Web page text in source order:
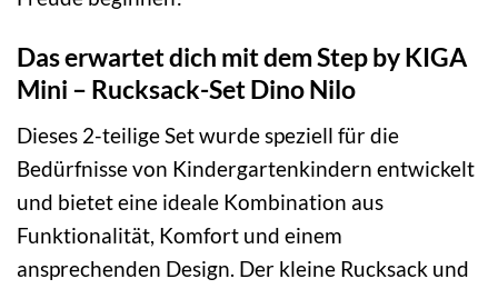
Das erwartet dich mit dem Step by KIGA
Mini – Rucksack-Set Dino Nilo
Dieses 2-teilige Set wurde speziell für die
Bedürfnisse von Kindergartenkindern entwickelt
und bietet eine ideale Kombination aus
Funktionalität, Komfort und einem
ansprechenden Design. Der kleine Rucksack und